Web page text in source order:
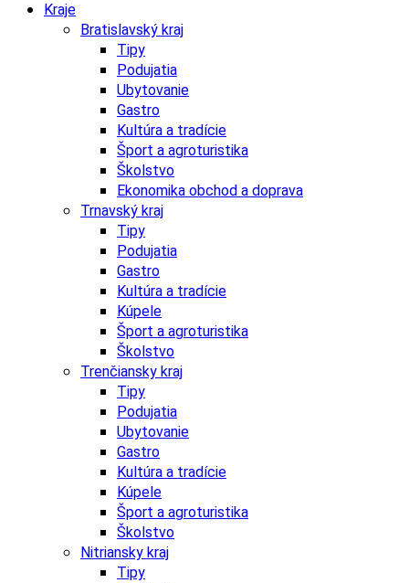
Kraje
Bratislavský kraj
Tipy
Podujatia
Ubytovanie
Gastro
Kultúra a tradície
Šport a agroturistika
Školstvo
Ekonomika obchod a doprava
Trnavský kraj
Tipy
Podujatia
Gastro
Kultúra a tradície
Kúpele
Šport a agroturistika
Školstvo
Trenčiansky kraj
Tipy
Podujatia
Ubytovanie
Gastro
Kultúra a tradície
Kúpele
Šport a agroturistika
Školstvo
Nitriansky kraj
Tipy